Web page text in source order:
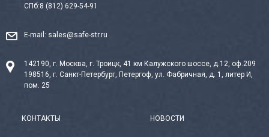
СПб:8 (812) 629-54-91
E-mail: sales@safe-str.ru
142190, г. Москва, г. Троицк, 41 км Калужского шоссе, д.12, оф.209
198516, г. Санкт-Петербург, Петергоф, ул. Фабричная, д. 1, литер И,
пом. 25
КОНТАКТЫ НОВОСТИ